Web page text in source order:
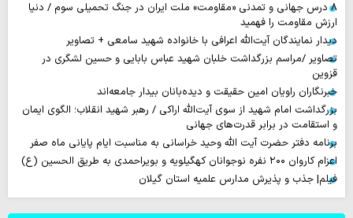
۸ درس جهانی و تمدنی «مقاومت» ملت ایران در جنگ تحمیلی سوم / دنیا
ارزش مقاومت را فهمید
دیدار نمایندگان آیت‌الله اعرافی با خانواده شهید سامعی + تصاویر
تصاویر /مراسم بزرگداشت خلبان شهید عباس بابایی و حسین لشگری در
قزوین
خبرنگاران راویان امین حقیقت و دیده‌بانان بیدار جامعه‌اند
بزرگداشت امام شهید از سوی آیت‌الله اراکی / رهبر شهید انقلاب؛ الگوی ایمان
و استقامت در برابر قدرت‌های جهانی
برنامه دفتر حضرت آیت الله وحید خراسانی به مناسبت ایام پایانی ماه صفر
اعزام کاروان ۲۰۰ نفره نوجوانان کهگیلویه و بویراحمدی به طریق الحسین (ع)
فیلم| جذب و پذیرش مدارس علمیه استان گیلان